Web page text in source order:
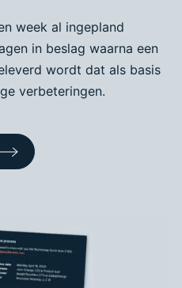
week al ingepland
in beslag waarna een
wordt dat als basis
verbeteringen.